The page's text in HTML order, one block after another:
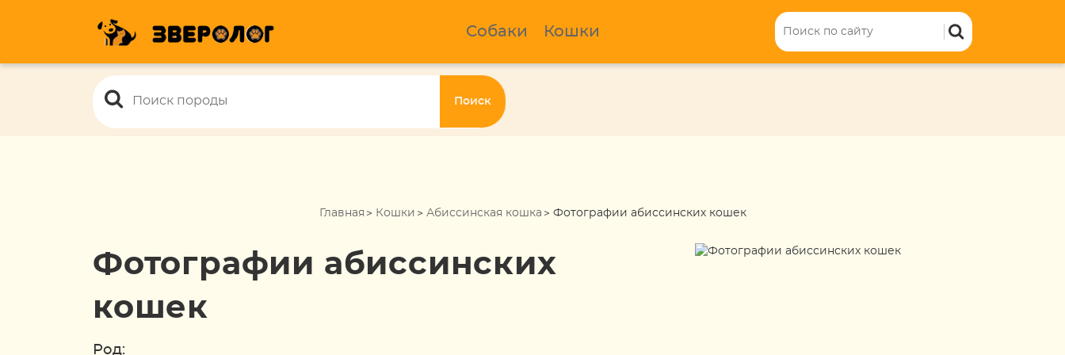
Собаки Кошки
Поиск
Главная Кошки Абиссинская кошка Фотографии абиссинских кошек
Фотографии абиссинских
кошек
Род: